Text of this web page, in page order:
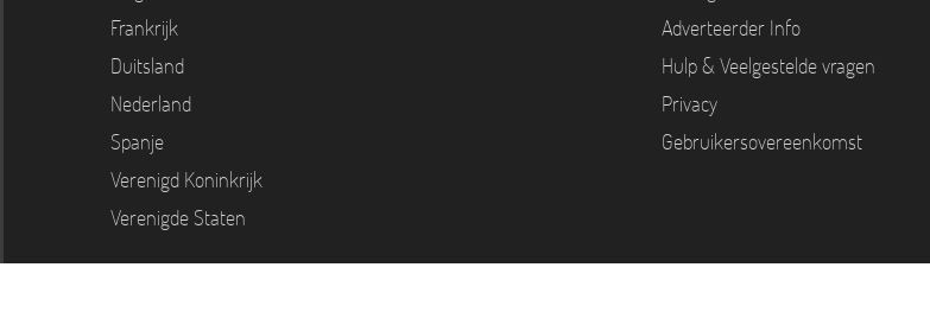
Frankrijk
Duitsland
Nederland
Spanje
Verenigd Koninkrijk
Verenigde Staten
Adverteerder Info
Hulp & Veelgestelde vragen
Privacy
Gebruikersovereenkomst